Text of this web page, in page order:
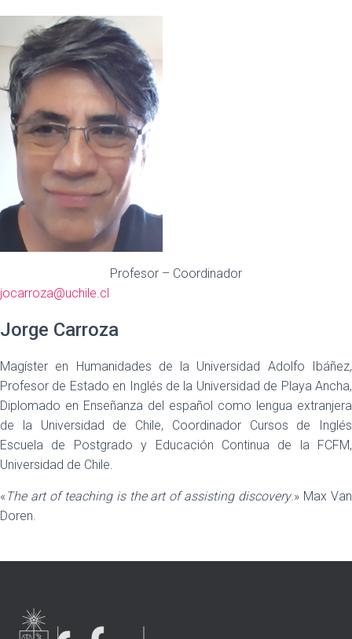
Profesor – Coordinador
jocarroza@uchile.cl
Jorge Carroza
Magíster en Humanidades de la Universidad Adolfo Ibáñez,
Profesor de Estado en Inglés de la Universidad de Playa Ancha,
Diplomado en Enseñanza del español como lengua extranjera
de la Universidad de Chile, Coordinador Cursos de Inglés
Escuela de Postgrado y Educación Continua de la FCFM,
Universidad de Chile.
«The art of teaching is the art of assisting discovery.» Max Van
Doren.